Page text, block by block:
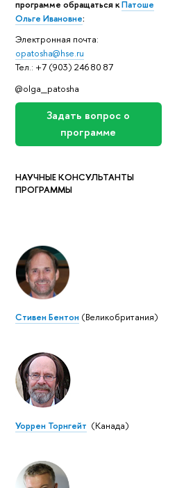
программе обращаться кПатоше
Ольге Ивановне:
Электронная почта:
opatosha@hse.ru
Тел.: +7 (903) 246 80 87
@olga_patosha
Задать вопрос о
программе
НАУЧНЫЕ КОНСУЛЬТАНТЫ
ПРОГРАММЫ
Стивен Бентон (Великобритания)
Уоррен Торнгейт (Канада)